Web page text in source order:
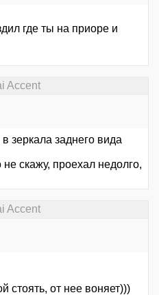
где ты на приоре и
Accent
зеркала заднего вида
скажу, проехал недолго,
Accent
стоять, от нее воняет)))